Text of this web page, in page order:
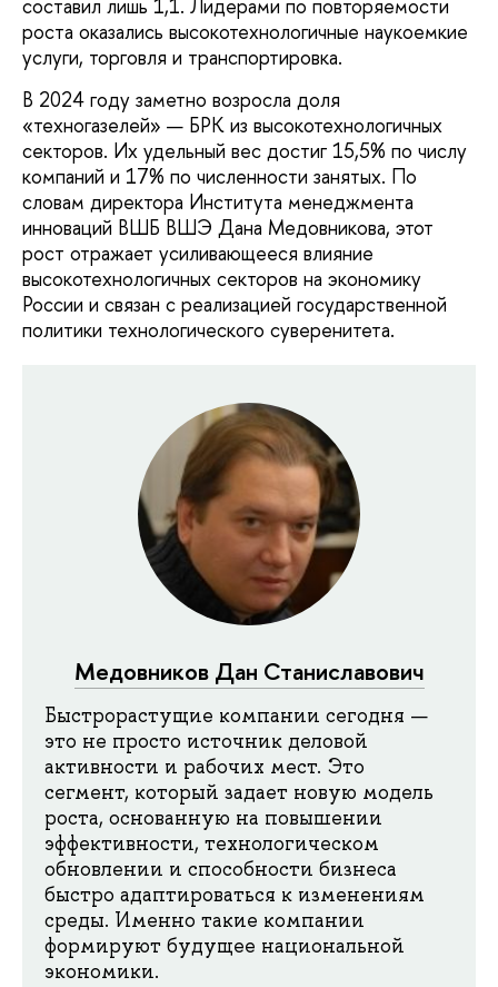
составил лишь 1,1. Лидерами по повторяемости
роста оказались высокотехнологичные наукоемкие
услуги, торговля и транспортировка.
В 2024 году заметно возросла доля
«техногазелей» — БРК из высокотехнологичных
секторов. Их удельный вес достиг 15,5% по числу
компаний и 17% по численности занятых. По
словам директора Института менеджмента
инноваций ВШБ ВШЭ Дана Медовникова, этот
рост отражает усиливающееся влияние
высокотехнологичных секторов на экономику
России и связан с реализацией государственной
политики технологического суверенитета.
Медовников Дан Станиславович
Быстрорастущие компании сегодня —
это не просто источник деловой
активности и рабочих мест. Это
сегмент, который задает новую модель
роста, основанную на повышении
эффективности, технологическом
обновлении и способности бизнеса
быстро адаптироваться к изменениям
среды. Именно такие компании
формируют будущее национальной
экономики.